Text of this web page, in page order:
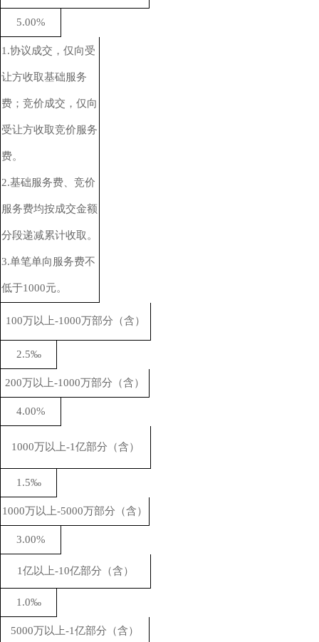
5.00%
1.协议成交，仅向受
让方收取基础服务
费；竞价成交，仅向
受让方收取竞价服务
费。
2.基础服务费、竞价
服务费均按成交金额
分段递减累计收取。
3.单笔单向服务费不
低于1000元。
100万以上-1000万部分（含）
2.5‰
200万以上-1000万部分（含）
4.00%
1000万以上-1亿部分（含）
1.5‰
1000万以上-5000万部分（含）
3.00%
1亿以上-10亿部分（含）
1.0‰
5000万以上-1亿部分（含）